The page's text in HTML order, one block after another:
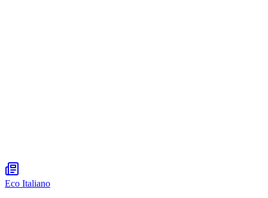
Eco Italiano